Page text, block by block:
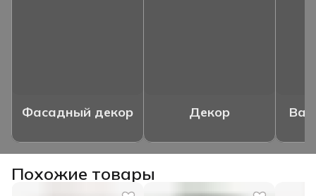
Фасадный декор Декор
Похожие товары